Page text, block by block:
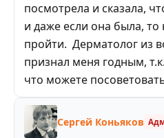
посмотрела и сказала,
и даже если она была,
пройти. Дерматолог из
признал меня годным,
что можете
Сергей Коньяков